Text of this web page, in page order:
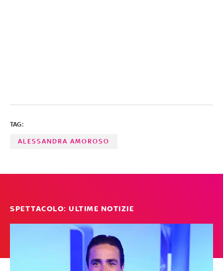
TAG:
ALESSANDRA AMOROSO
SPETTACOLO: ULTIME NOTIZIE